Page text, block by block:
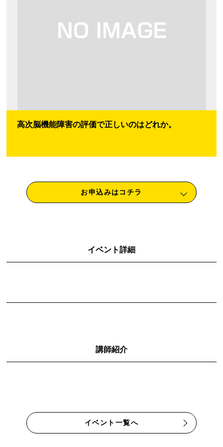
高次脳機能障害の評価で正しいのはどれか。
お申込みはコチラ
イベント詳細
講師紹介
イベント一覧へ